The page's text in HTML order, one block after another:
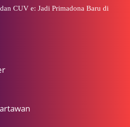
CUV e: Jadi Primadona Baru di